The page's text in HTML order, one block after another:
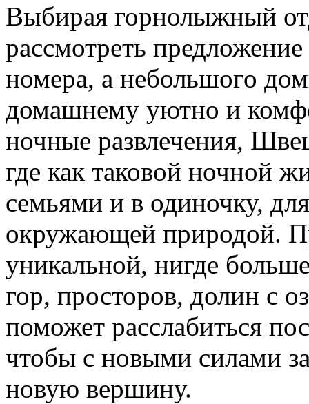
Выбирая горнолыжный
рассмотреть
номера, а небольшого
домашнему уютно и
ночные развлечения,
где как таковой ночной
семьями и в одиночку,
окружающей природой.
уникальной, нигде
гор, просторов, долин с
поможет расслабиться
чтобы с новыми силами
новую вершину.